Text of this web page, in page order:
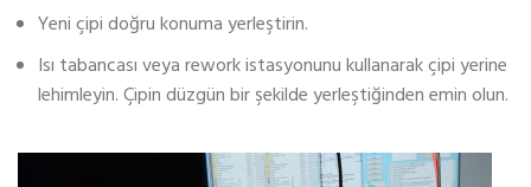
Yeni çipi doğru konuma yerleştirin.
Isı tabancası veya rework istasyonunu kullanarak çipi yerine
lehimleyin. Çipin düzgün bir şekilde yerleştiğinden emin olun.